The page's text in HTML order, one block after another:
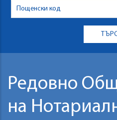
Редовно
на